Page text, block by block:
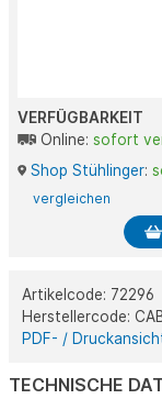
TECHNISCHE
VERFÜGBARKEIT
Online: sofort
Shop Stühlinger:
vergleichen
Artikelcode: 72296
Herstellercode:
PDF- /